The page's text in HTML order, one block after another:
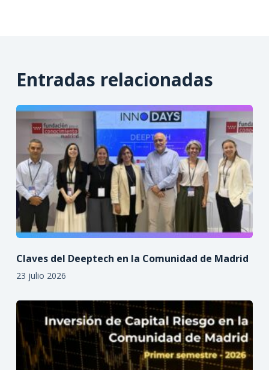
Entradas relacionadas
Claves del Deeptech en la Comunidad de Madrid
23 julio 2026